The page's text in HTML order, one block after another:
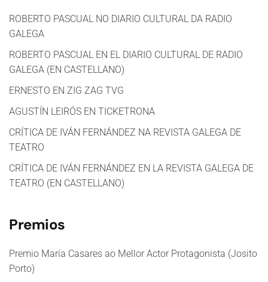
ROBERTO PASCUAL NO DIARIO CULTURAL DA RADIO
GALEGA
ROBERTO PASCUAL EN EL DIARIO CULTURAL DE RADIO
GALEGA (EN CASTELLANO)
ERNESTO EN ZIG ZAG TVG
AGUSTÍN LEIRÓS EN TICKETRONA
CRÍTICA DE IVÁN FERNÁNDEZ NA REVISTA GALEGA DE
TEATRO
CRÍTICA DE IVÁN FERNÁNDEZ EN LA REVISTA GALEGA DE
TEATRO (EN CASTELLANO)
Premios
Premio María Casares ao Mellor Actor Protagonista (Josito
Porto)